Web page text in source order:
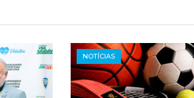
NOTÍCIAS